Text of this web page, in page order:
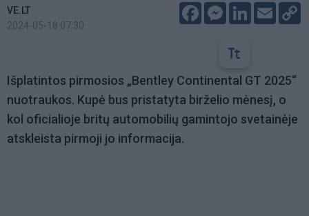
VE.LT
2024-05-18 07:30
FacebookMessenger
LinkedIn
Email
Išplatintos pirmosios „Bentley Continental GT 2025“
nuotraukos. Kupė bus pristatyta birželio mėnesį, o
kol oficialioje britų automobilių gamintojo svetainėje
atskleista pirmoji jo informacija.